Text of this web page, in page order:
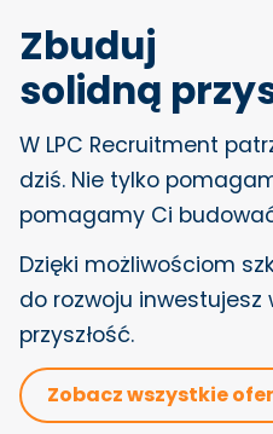
Zbuduj
solidną
W LPC Recruitment
dziś. Nie tylko
pomagamy Ci
Dzięki możliwościom
do rozwoju inwestujesz
przyszłość.
Zobacz wszystkie